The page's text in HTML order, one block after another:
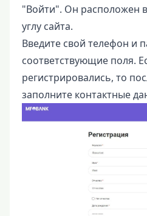
"Войти". Он расположен
углу сайта.
Введите свой телефон и
соответствующие поля.
регистрировались, то
заполните контактные